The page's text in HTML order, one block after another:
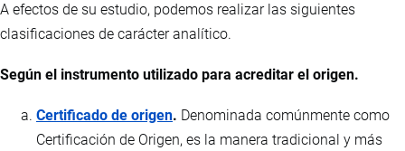
A efectos de su estudio, podemos realizar las siguientes
clasificaciones de carácter analítico.
Según el instrumento utilizado para acreditar el origen.
Certificado de origen. Denominada comúnmente como
Certificación de Origen, es la manera tradicional y más